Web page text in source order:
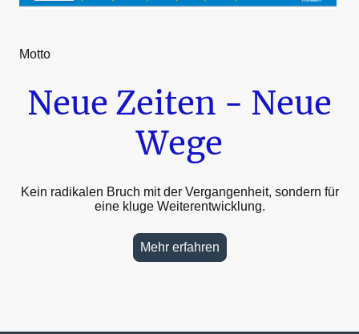
Motto
Neue Zeiten - Neue
Wege
Kein radikalen Bruch mit der Vergangenheit, sondern für
eine kluge Weiterentwicklung.
Mehr erfahren